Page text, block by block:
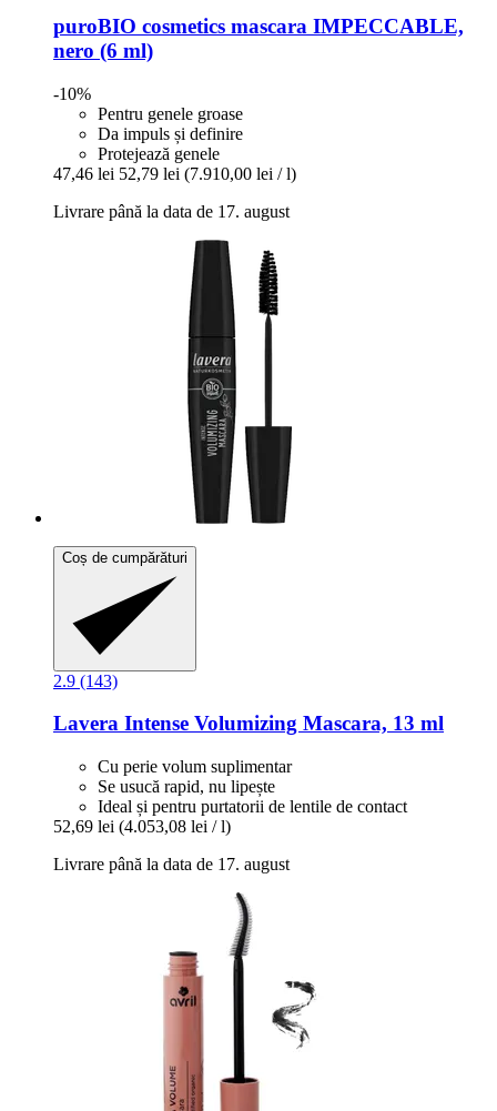
puroBIO cosmetics mascara IMPECCABLE,
nero (6 ml)
-10%
Pentru genele groase
Da impuls și definire
Protejează genele
47,46 lei 52,79 lei (7.910,00 lei / l)
Livrare până la data de 17. august
Coș de cumpărături
2.9 (143)
Lavera Intense Volumizing Mascara, 13 ml
Cu perie volum suplimentar
Se usucă rapid, nu lipește
Ideal și pentru purtatorii de lentile de contact
52,69 lei (4.053,08 lei / l)
Livrare până la data de 17. august